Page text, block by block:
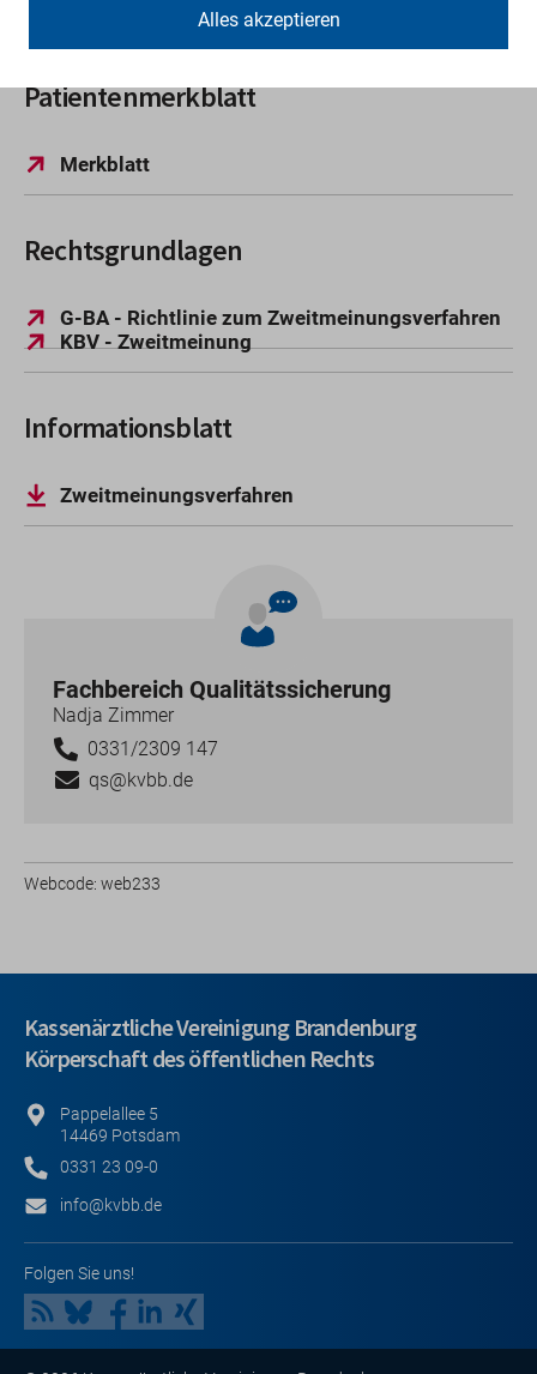
Patientenmerkblatt
Merkblatt
Rechtsgrundlagen
G-BA - Richtlinie zum Zweitmeinungsverfahren
KBV - Zweitmeinung
Informationsblatt
Zweitmeinungsverfahren
Fachbereich Qualitätssicherung
Nadja Zimmer
0331/2309 147
qs@kvbb.de
Webcode: web233
Kassenärztliche Vereinigung Brandenburg
Körperschaft des öffentlichen Rechts
Pappelallee 5
14469 Potsdam
0331 23 09-0
info@kvbb.de
Folgen Sie uns!
Alles akzeptieren